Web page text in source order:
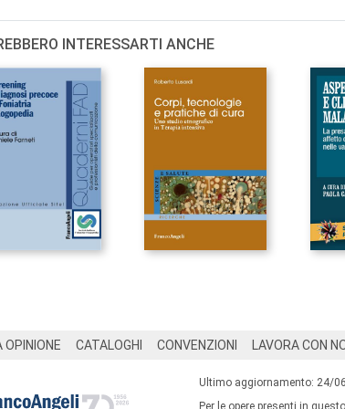
INTERESSARTI ANCHE
OPINIONE CATALOGHI CONVENZIONI LAVORA CON
Ultimo aggiornamento: 24/
Per le opere presenti in